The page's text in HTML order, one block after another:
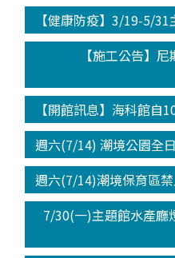
【健康防疫】3/19-5/
【施工公告】
【開館訊息】海科館自
週六(7/14) 潮境公園全
週六(7/14)潮境保育區
7/30(一)主題館水產廳